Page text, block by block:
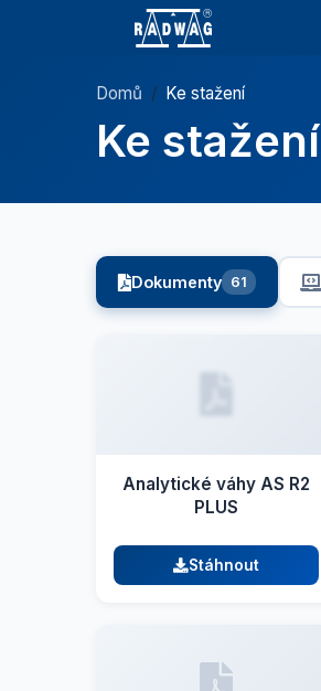
Domů Ke stažení
Ke stažení
Dokumenty 61
Analytické váhy AS R2
PLUS
Stáhnout